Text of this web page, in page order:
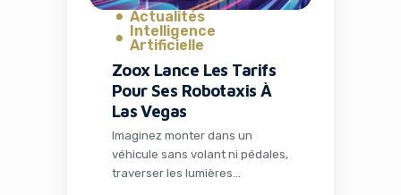
Actualités
Intelligence
Artificielle
Zoox Lance Les Tarifs
Pour Ses Robotaxis À
Las Vegas
Imaginez monter dans un
véhicule sans volant ni pédales,
traverser les lumières